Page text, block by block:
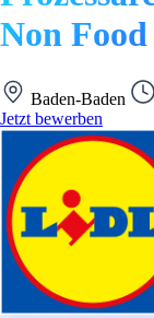
Non
Baden-Baden
Jetzt bewerben